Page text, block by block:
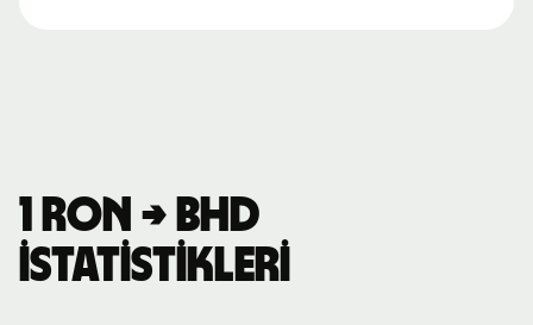
1 RON → BHD
istatistikleri